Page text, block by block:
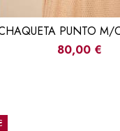
PUNTO M/
80,00 €